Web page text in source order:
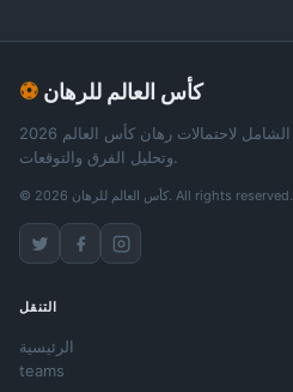
⚽ كأس العالم للرهان
دليلك الشامل لاحتمالات رهان كأس العالم 2026
وتحليل الفرق والتوقعات.
© 2026 كأس العالم للرهان. All rights reserved.
التنقل
الرئيسية
teams